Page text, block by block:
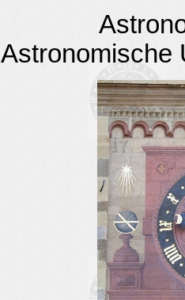
Astronomische